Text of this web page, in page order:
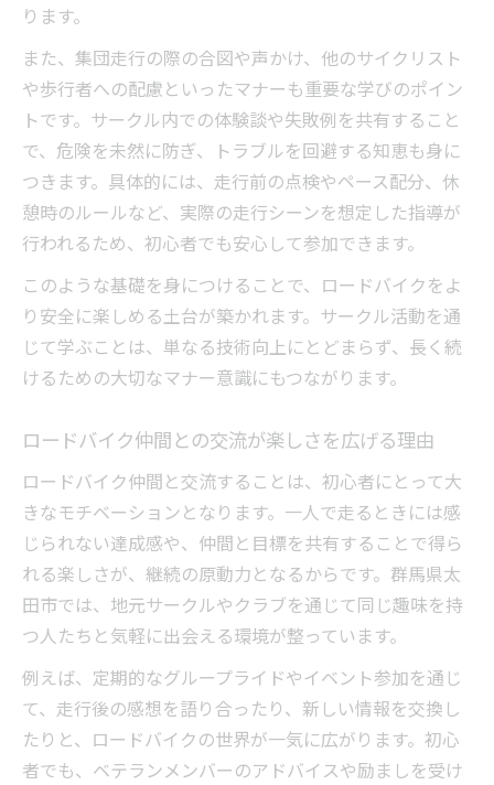
ります。
また、集団走行の際の合図や声かけ、他のサイクリスト
や歩行者への配慮といったマナーも重要な学びのポイン
トです。サークル内での体験談や失敗例を共有すること
で、危険を未然に防ぎ、トラブルを回避する知恵も身に
つきます。具体的には、走行前の点検やペース配分、休
憩時のルールなど、実際の走行シーンを想定した指導が
行われるため、初心者でも安心して参加できます。
このような基礎を身につけることで、ロードバイクをよ
り安全に楽しめる土台が築かれます。サークル活動を通
じて学ぶことは、単なる技術向上にとどまらず、長く続
けるための大切なマナー意識にもつながります。
ロードバイク仲間との交流が楽しさを広げる理由
ロードバイク仲間と交流することは、初心者にとって大
きなモチベーションとなります。一人で走るときには感
じられない達成感や、仲間と目標を共有することで得ら
れる楽しさが、継続の原動力となるからです。群馬県太
田市では、地元サークルやクラブを通じて同じ趣味を持
つ人たちと気軽に出会える環境が整っています。
例えば、定期的なグループライドやイベント参加を通じ
て、走行後の感想を語り合ったり、新しい情報を交換し
たりと、ロードバイクの世界が一気に広がります。初心
者でも、ベテランメンバーのアドバイスや励ましを受け